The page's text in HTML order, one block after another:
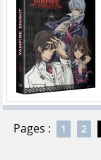
Pages : 1 2